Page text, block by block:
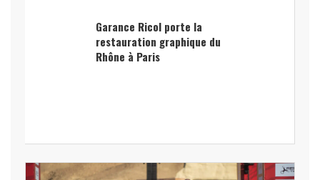
Garance Ricol porte la
restauration graphique du
Rhône à Paris